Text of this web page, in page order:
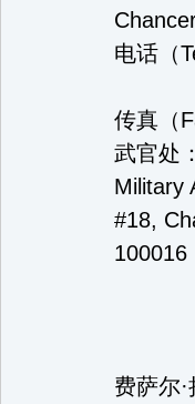
Chancery
电话（Tel
传真（Fax
武官处：
Military
#18,
100016 电
费萨尔